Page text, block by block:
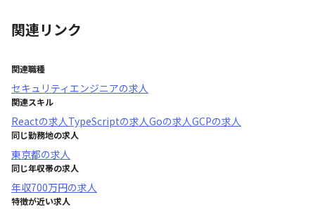
関連リンク
関連職種
セキュリティエンジニアの求人
関連スキル
Reactの求人TypeScriptの求人Goの求人GCPの求人
同じ勤務地の求人
東京都の求人
同じ年収帯の求人
年収700万円の求人
特徴が近い求人